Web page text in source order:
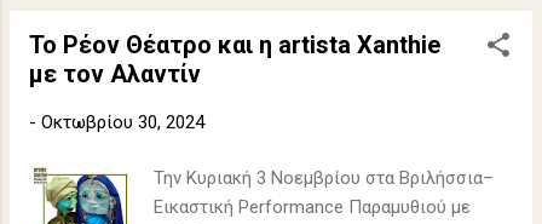
Το Ρέον Θέατρο και η artista Xanthie
με τον Αλαντίν
- Οκτωβρίου 30, 2024
Την Κυριακή 3 Νοεμβρίου στα Βριλήσσια–
Εικαστική Performance Παραμυθιού με